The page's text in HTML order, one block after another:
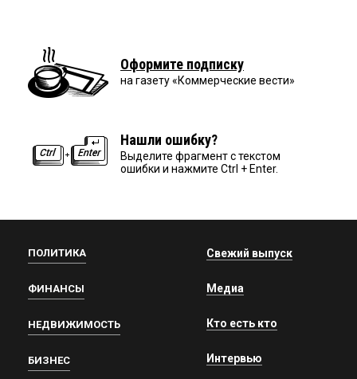
Оформите подписку
на газету «Коммерческие вести»
Нашли ошибку?
Выделите фрагмент с текстом
ошибки и нажмите Ctrl + Enter.
ПОЛИТИКА
ФИНАНСЫ
НЕДВИЖИМОСТЬ
БИЗНЕС
Свежий выпуск
Медиа
Кто есть кто
Интервью